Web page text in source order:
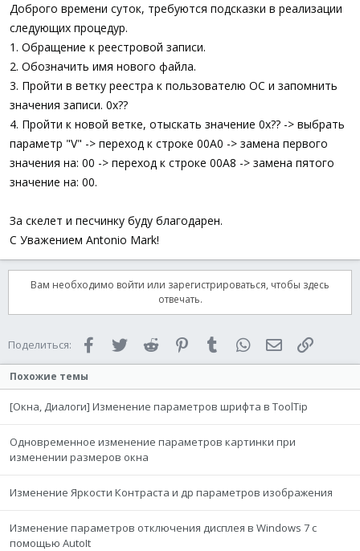
а
Доброго времени суток, требуются подсказки в реализации
следующих процедур.
1. Обращение к реестровой записи.
2. Обозначить имя нового файла.
3. Пройти в ветку реестра к пользователю OC и запомнить
значения записи. 0x??
4. Пройти к новой ветке, отыскать значение 0x?? -> выбрать
параметр "V" -> переход к строке 00A0 -> замена первого
значения на: 00 -> переход к строке 00A8 -> замена пятого
значение на: 00.
За скелет и песчинку буду благодарен.
С Уважением Antonio Mark!
Вам необходимо войти или зарегистрироваться, чтобы здесь
отвечать.
Поделиться: FacebookTwitter Reddit PinterestTumblr WhatsAppЭлектронная
Похожие темы
[Окна, Диалоги] Изменение параметров шрифта в ToolTip
Одновременное изменение параметров картинки при
изменении размеров окна
Изменение Яркости Контраста и др параметров изображения
Изменение параметров отключения дисплея в Windows 7 с
помощью AutoIt